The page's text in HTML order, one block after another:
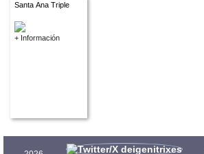
Santa Ana Triple
+ Información